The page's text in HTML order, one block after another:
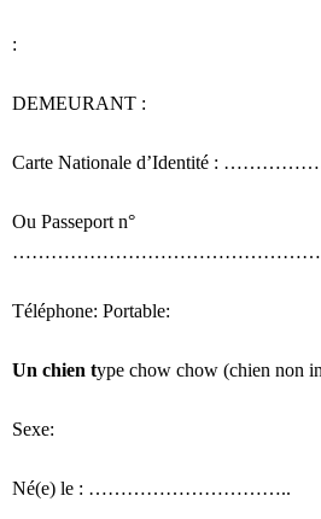
:
DEMEURANT :
Carte Nationale d’Identité :
Ou Passeport n°
Téléphone: Portable:
Un chien type chow chow (chien non
Sexe:
Né(e) le : …………………………..